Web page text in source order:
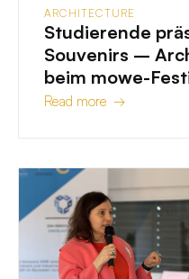
ARCHITECTURE
Studierende
Souvenirs –
beim mowe-
Read more →